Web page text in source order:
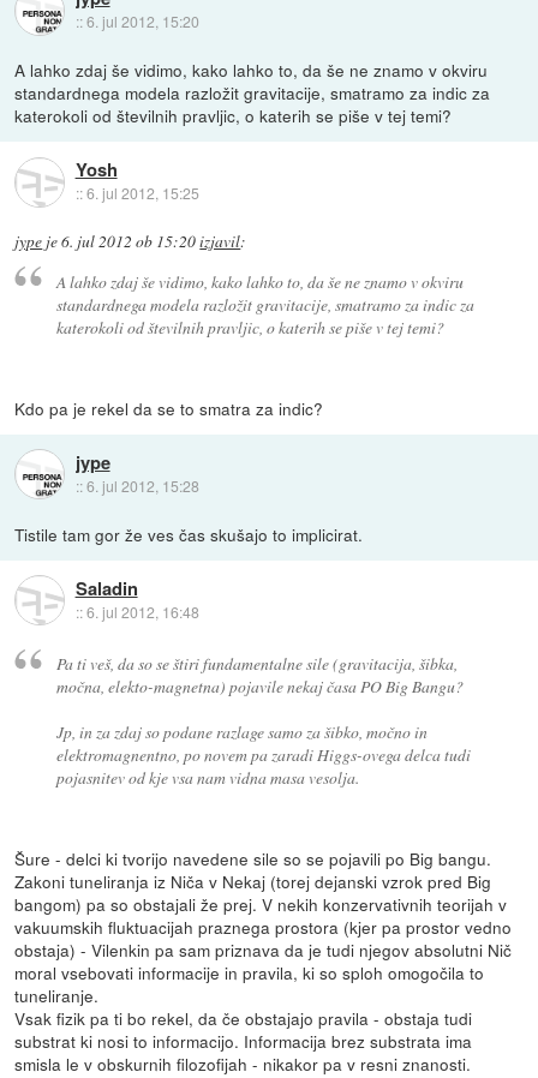
::6. jul 2012, 15:20
A lahko zdaj še vidimo, kako lahko to, da še ne znamo v okviru
standardnega modela razložit gravitacije, smatramo za indic za
katerokoli od številnih pravljic, o katerih se piše v tej temi?
Yosh
::6. jul 2012, 15:25
jype je6. jul 2012 ob 15:20izjavil:
A lahko zdaj še vidimo, kako lahko to, da še ne znamo v okviru
standardnega modela razložit gravitacije, smatramo za indic za
katerokoli od številnih pravljic, o katerih se piše v tej temi?
Kdo pa je rekel da se to smatra za indic?
jype
::6. jul 2012, 15:28
Tistile tam gor že ves čas skušajo to implicirat.
Saladin
::6. jul 2012, 16:48
Pa ti veš, da so se štiri fundamentalne sile (gravitacija, šibka,
močna, elekto-magnetna) pojavile nekaj časa PO Big Bangu?
Jp, in za zdaj so podane razlage samo za šibko, močno in
elektromagnentno, po novem pa zaradi Higgs-ovega delca tudi
pojasnitev od kje vsa nam vidna masa vesolja.
Šure - delci ki tvorijo navedene sile so se pojavili po Big bangu.
Zakoni tuneliranja iz Niča v Nekaj (torej dejanski vzrok pred Big
bangom) pa so obstajali že prej. V nekih konzervativnih teorijah v
vakuumskih fluktuacijah praznega prostora (kjer pa prostor vedno
obstaja) - Vilenkin pa sam priznava da je tudi njegov absolutni Nič
moral vsebovati informacije in pravila, ki so sploh omogočila to
tuneliranje.
Vsak fizik pa ti bo rekel, da če obstajajo pravila - obstaja tudi
substrat ki nosi to informacijo. Informacija brez substrata ima
smisla le v obskurnih filozofijah - nikakor pa v resni znanosti.